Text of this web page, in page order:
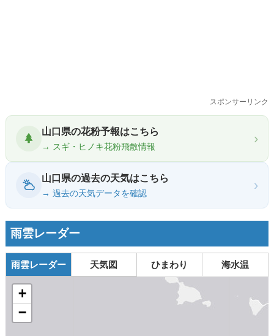
スポンサーリンク
山口県の花粉予報はこちら
→ スギ・ヒノキ花粉飛散情報
›
山口県の過去の天気はこちら
→ 過去の天気データを確認
›
雨雲レーダー
雨雲レーダー 天気図 ひまわり 海水温
+
−